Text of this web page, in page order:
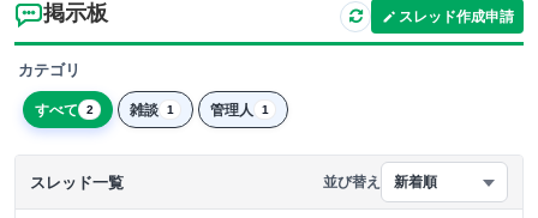
掲示板 スレッド作成申請
カテゴリ
すべて 2 雑談 1 管理人 1
スレッド一覧 並び替え 新着順